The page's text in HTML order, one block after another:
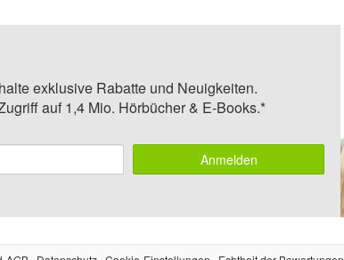
exklusive Rabatte und Neuigkeiten.
auf 1,4 Mio. Hörbücher & E-Books.*
Anmelden